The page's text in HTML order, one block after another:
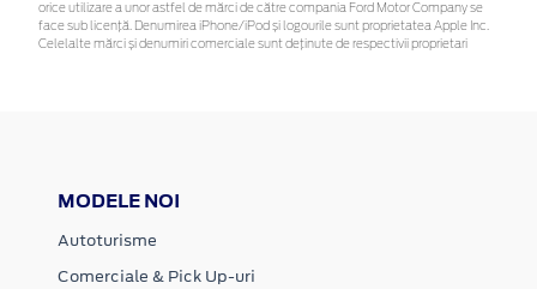
orice utilizare a unor astfel de mărci de către compania Ford Motor Company se
face sub licență. Denumirea iPhone/iPod și logourile sunt proprietatea Apple Inc.
Celelalte mărci și denumiri comerciale sunt deținute de respectivii proprietari
MODELE NOI
Autoturisme
Comerciale & Pick Up-uri